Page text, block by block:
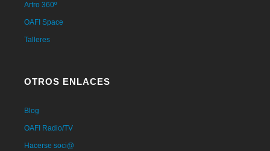
Artro 360º
OAFI Space
Talleres
OTROS ENLACES
Blog
OAFI Radio/TV
Hacerse soci@